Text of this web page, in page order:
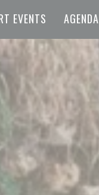
EVENTS AGENDA